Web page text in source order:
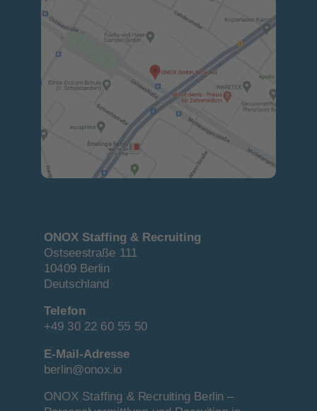
ONOX Staffing & Recruiting
Ostseestraße 111
10409 Berlin
Deutschland
Telefon
+49 30 22 60 55 50
E-Mail-Adresse
berlin@onox.io
ONOX Staffing & Recruiting Berlin –